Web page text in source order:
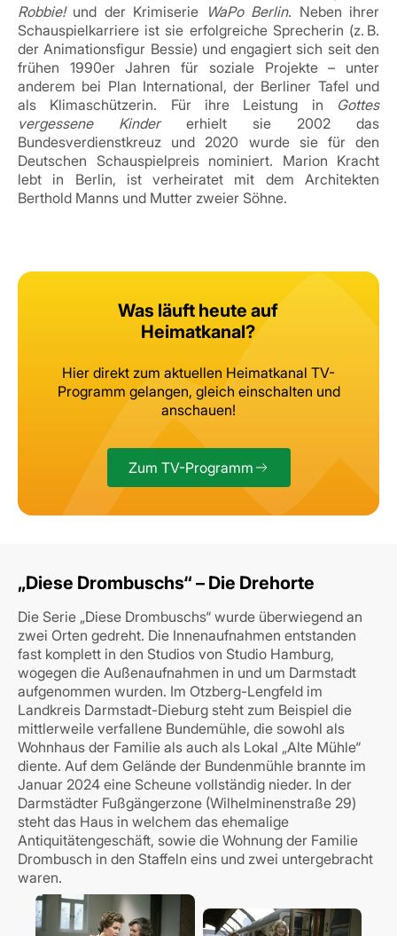
Robbie!und der Krimiserie WaPo Berlin. Neben ihrer
Schauspielkarriere ist sie erfolgreiche Sprecherin (z. B.
der Animationsfigur Bessie) und engagiert sich seit den
frühen 1990er Jahren für soziale Projekte – unter
anderem bei Plan International, der Berliner Tafel und
als Klimaschützerin. Für ihre Leistung in Gottes
vergessene Kindererhielt sie 2002 das
Bundesverdienstkreuz und 2020 wurde sie für den
Deutschen Schauspielpreis nominiert. Marion Kracht
lebt in Berlin, ist verheiratet mit dem Architekten
Berthold Manns und Mutter zweier Söhne.
Was läuft heute auf
Heimatkanal?
Hier direkt zum aktuellen Heimatkanal TV-
Programm gelangen, gleich einschalten und
anschauen!
Zum TV-Programm
„Diese Drombuschs“ – Die Drehorte
Die Serie „Diese Drombuschs“ wurde überwiegend an
zwei Orten gedreht. Die Innenaufnahmen entstanden
fast komplett in den Studios von Studio Hamburg,
wogegen die Außenaufnahmen in und um Darmstadt
aufgenommen wurden. Im Otzberg-Lengfeld im
Landkreis Darmstadt-Dieburg steht zum Beispiel die
mittlerweile verfallene Bundemühle, die sowohl als
Wohnhaus der Familie als auch als Lokal „Alte Mühle“
diente. Auf dem Gelände der Bundenmühle brannte im
Januar 2024 eine Scheune vollständig nieder. In der
Darmstädter Fußgängerzone (Wilhelminenstraße 29)
steht das Haus in welchem das ehemalige
Antiquitätengeschäft, sowie die Wohnung der Familie
Drombusch in den Staffeln eins und zwei untergebracht
waren.